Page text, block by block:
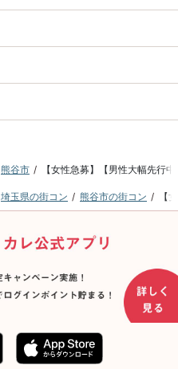
熊谷市 【女性急募】【男性大幅先
埼玉県の街コン 熊谷市の街コン 【